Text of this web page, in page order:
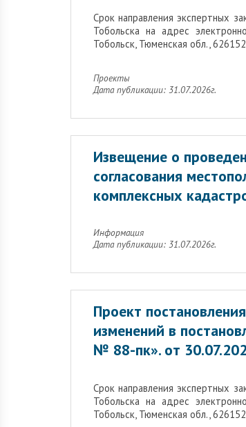
Cрок направления экспертных
Тобольска на адрес
Тобольск, Тюменская обл., 626152
Проекты
Дата публикации: 31.07.2026г.
Извещение о
согласования
комплексных
Информация
Дата публикации: 31.07.2026г.
Проект
изменений в
№ 88-пк». от
Cрок направления экспертных
Тобольска на адрес
Тобольск, Тюменская обл., 626152